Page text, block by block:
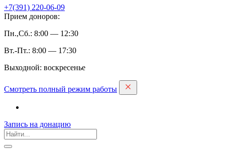
+7(391) 220-06-09
Прием доноров:
Пн.,Сб.: 8:00 — 12:30
Вт.-Пт.: 8:00 — 17:30
Выходной: воскресенье
Смотреть полный режим работы
Запись на дoнацию